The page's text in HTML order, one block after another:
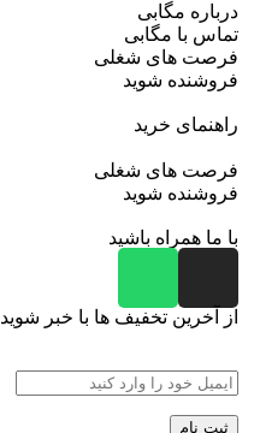
درباره مگابی
تماس با مگابی
فرصت های شغلی
فروشنده شوید
راهنمای خرید
فرصت های شغلی
فروشنده شوید
با ما همراه باشید
از آخرین تخفیف ها با خبر شوید